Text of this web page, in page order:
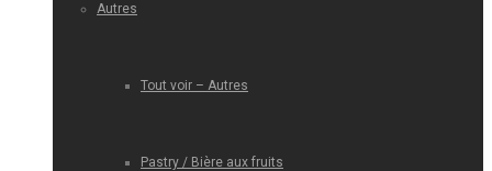
Autres
Tout voir – Autres
Pastry / Bière aux fruits